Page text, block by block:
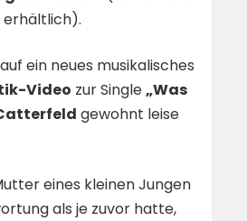
erhältlich).
ein neues musikalisches
Video zur Single„Was
gewohnt leise
eines kleinen Jungen
als je zuvor hatte,